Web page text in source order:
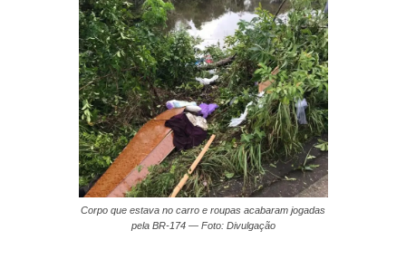
Corpo que estava no carro e roupas acabaram jogadas
pela BR-174 — Foto: Divulgação